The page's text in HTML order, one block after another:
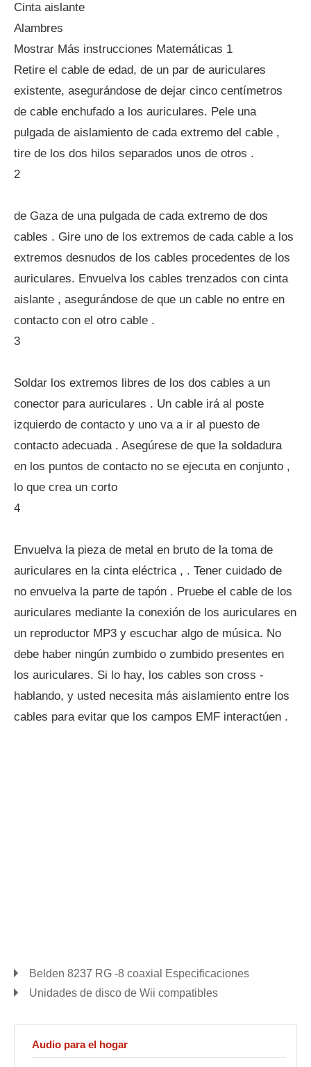
Cinta aislante
Alambres
Mostrar Más instrucciones Matemáticas 1
Retire el cable de edad, de un par de auriculares
existente, asegurándose de dejar cinco centímetros
de cable enchufado a los auriculares. Pele una
pulgada de aislamiento de cada extremo del cable ,
tire de los dos hilos separados unos de otros .
2
de Gaza de una pulgada de cada extremo de dos
cables . Gire uno de los extremos de cada cable a los
extremos desnudos de los cables procedentes de los
auriculares. Envuelva los cables trenzados con cinta
aislante , asegurándose de que un cable no entre en
contacto con el otro cable .
3
Soldar los extremos libres de los dos cables a un
conector para auriculares . Un cable irá al poste
izquierdo de contacto y uno va a ir al puesto de
contacto adecuada . Asegúrese de que la soldadura
en los puntos de contacto no se ejecuta en conjunto ,
lo que crea un corto
4
Envuelva la pieza de metal en bruto de la toma de
auriculares en la cinta eléctrica , . Tener cuidado de
no envuelva la parte de tapón . Pruebe el cable de los
auriculares mediante la conexión de los auriculares en
un reproductor MP3 y escuchar algo de música. No
debe haber ningún zumbido o zumbido presentes en
los auriculares. Si lo hay, los cables son cross -
hablando, y usted necesita más aislamiento entre los
cables para evitar que los campos EMF interactúen .
Belden 8237 RG -8 coaxial Especificaciones
Unidades de disco de Wii compatibles
Audio para el hogar